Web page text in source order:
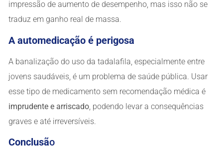
impressão de aumento de desempenho, mas isso não se
traduz em ganho real de massa.
A automedicação é perigosa
A banalização do uso da tadalafila, especialmente entre
jovens saudáveis, é um problema de saúde pública. Usar
esse tipo de medicamento sem recomendação médica é
imprudente e arriscado , podendo levar a consequências
graves e até irreversíveis.
Conclusão